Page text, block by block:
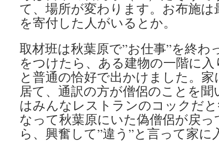
て、場所が変わります。お布施は
を寄付した人がいるとか。
取材班は秋葉原で”お仕事”を終わ
をつけたら、ある建物の一階に
と普通の恰好で出かけました。
居て、通訳の方が僧侶のことを
はみんなレストランのコックだ
なって秋葉原にいた偽僧侶が戻
ら、興奮して”違う”と言って家に